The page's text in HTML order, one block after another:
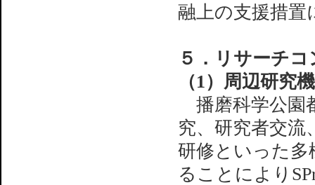
融上の支援措
５．リサーチ
（1）周辺研究
播磨科学公園
究、研究者交流
研修といった多
ることにより